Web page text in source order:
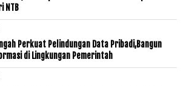
NTB
Perkuat Pelindungan Data Pribadi,Bangun
di Lingkungan Pemerintah